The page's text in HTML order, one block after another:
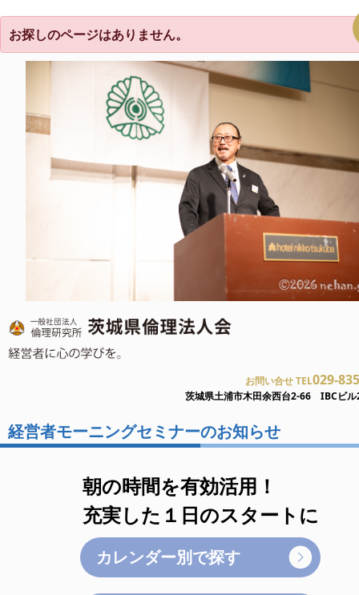
お探しのページはありません。
お問い合せ TEL029-
茨城県土浦市木田余西台2-66 IBCビル
経営者モーニングセミナーのお知らせ
朝の時間を有効活用！
充実した１日のスタートに
カレンダー別で探す